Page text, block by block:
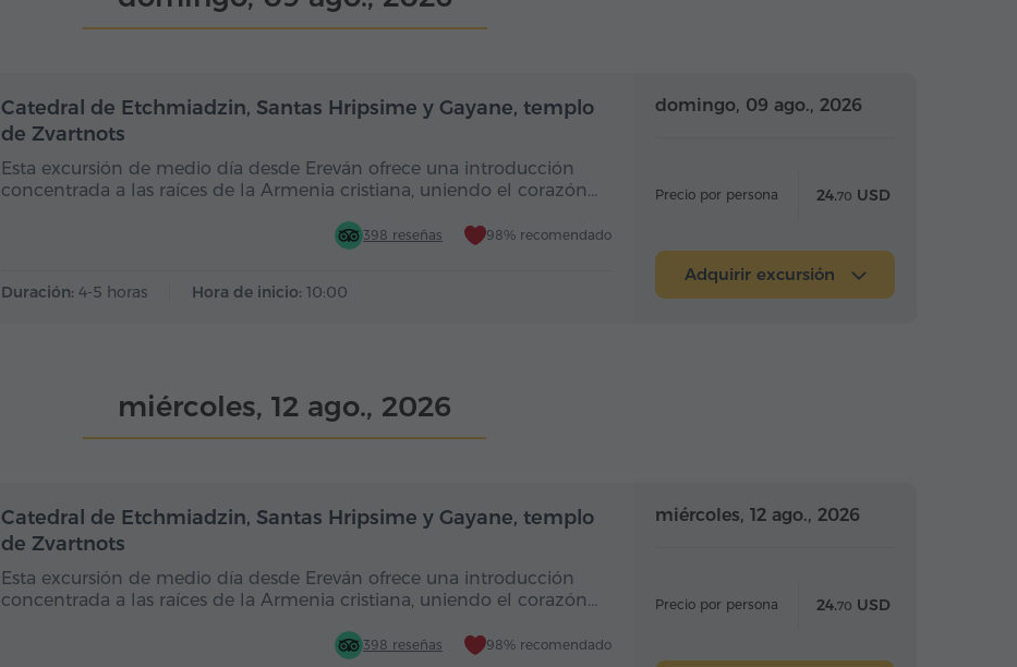
Medio día Medio día
Catedral de Etchmiadzin, Santas Hripsime y Gayane, templo
de Zvartnots
Esta excursión de medio día desde Ereván ofrece una introducción
concentrada a las raíces de la Armenia cristiana, uniendo el corazón…
398 reseñas 98% recomendado
Duración: 4-5 horas Hora de inicio: 10:00
domingo, 09 ago., 2026
Precio por persona 24.70 USD
Adquirir excursión
miércoles, 12 ago., 2026
Medio día Medio día
Catedral de Etchmiadzin, Santas Hripsime y Gayane, templo
de Zvartnots
Esta excursión de medio día desde Ereván ofrece una introducción
concentrada a las raíces de la Armenia cristiana, uniendo el corazón…
398 reseñas 98% recomendado
miércoles, 12 ago., 2026
Precio por persona 24.70 USD